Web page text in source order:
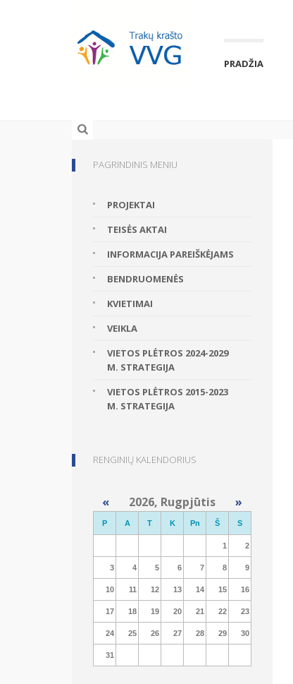
PRADŽIA
PAGRINDINIS MENIU
PROJEKTAI
TEISĖS AKTAI
INFORMACIJA PAREIŠKĖJAMS
BENDRUOMENĖS
KVIETIMAI
VEIKLA
VIETOS PLĖTROS 2024-2029
M. STRATEGIJA
VIETOS PLĖTROS 2015-2023
M. STRATEGIJA
RENGINIŲ KALENDORIUS
« 2026, Rugpjūtis »
P A T K Pn Š S
1 2
3 4 5 6 7 8 9
10 11 12 13 14 15 16
17 18 19 20 21 22 23
24 25 26 27 28 29 30
31